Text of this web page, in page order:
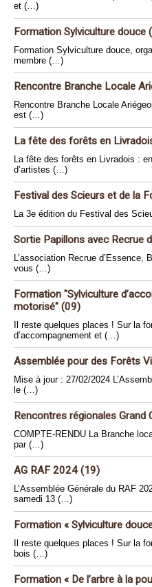
et (…)
Formation Sylviculture douce
Formation Sylviculture douce,
membre (…)
Rencontre Branche Locale
Rencontre Branche Locale
est (…)
La fête des forêts en
La fête des forêts en Livradois :
d’artistes (…)
Festival des Scieurs et de la
La 3e édition du Festival des
Sortie Papillons avec Recrue
L’association Recrue d’Essence,
vous (…)
Formation "Sylviculture
motorisé" (09)
Il reste quelques places ! Sur la
d’accompagnement et (…)
Assemblée pour des Forêts
Mise à jour : 27/02/2024
le (…)
Rencontres régionales Grand
COMPTE-RENDU La Branche
par (…)
AG RAF 2024 (19)
L’Assemblée Générale du RAF
samedi 13 (…)
Formation « Sylviculture
Il reste quelques places ! Sur la
bois (…)
Formation « De l’arbre à la